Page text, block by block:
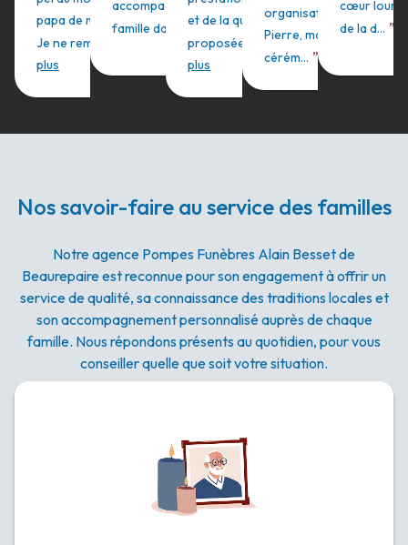
papa de mes 2 enfants..
Je ne remercier...
plus
accompagne vraiment la
famille dans cett... ” Lire plus
et de la qualité humaine
proposée. Merci b... ” Lire
plus
organisation. Merci à
Pierre, maître de
cérém... ”
cœur lourd
de la d... ”
Nos savoir-faire au service des familles
Notre agence Pompes Funèbres Alain Besset de
Beaurepaire est reconnue pour son engagement à offrir un
service de qualité, sa connaissance des traditions locales et
son accompagnement personnalisé auprès de chaque
famille. Nous répondons présents au quotidien, pour vous
conseiller quelle que soit votre situation.